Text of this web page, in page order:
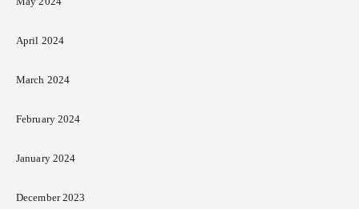
April 2024
March 2024
February 2024
January 2024
December 2023